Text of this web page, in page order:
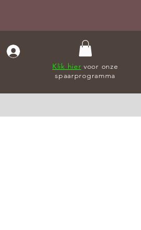
Klik hier voor onze
spaarprogramma